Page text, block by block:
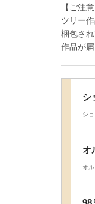
【ご注
ツリー
梱包さ
作品が
シ
シ
オ
オ